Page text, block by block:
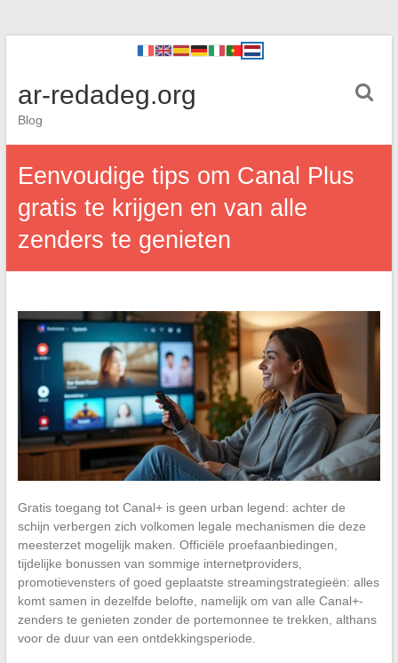
ar-redadeg.org
Blog
Eenvoudige tips om Canal Plus
gratis te krijgen en van alle
zenders te genieten
Gratis toegang tot Canal+ is geen urban legend: achter de
schijn verbergen zich volkomen legale mechanismen die deze
meesterzet mogelijk maken. Officiële proefaanbiedingen,
tijdelijke bonussen van sommige internetproviders,
promotievensters of goed geplaatste streamingstrategieën: alles
komt samen in dezelfde belofte, namelijk om van alle Canal+-
zenders te genieten zonder de portemonnee te trekken, althans
voor de duur van een ontdekkingsperiode.